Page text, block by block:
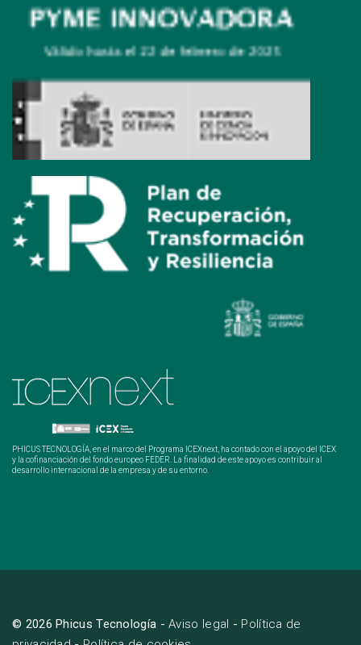
PHICUS TECNOLOGÍA, en el marco del Programa ICEXnext, ha contado con el apoyo del ICEX
y la cofinanciación del fondo europeo FEDER. La finalidad de este apoyo es contribuir al
desarrollo internacional de la empresa y de su entorno.
© 2026 Phicus Tecnología -Aviso legal - Política de